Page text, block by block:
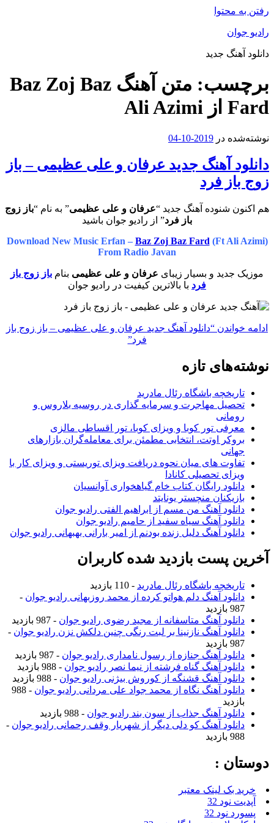
رفتن به محتوا
رادیو جوان
دانلود آهنگ جدید
برچسب:
متن آهنگ Baz Zoj Baz
Fard از Ali Azimi
نوشته‌شده در 2019-10-04
دانلود آهنگ جدید عرفان و علی عظیمی – باز
زوج باز فرد
هم اکنون شنوده آهنگ جدید “عرفان و علی عظیمی” به نام “باز زوج
باز فرد” از رادیو جوان باشید
Download New Music Erfan – Baz Zoj Baz Fard (Ft Ali Azimi)
From Radio Javan
موزیک جدید و بسیار زیبای عرفان و علی عظیمی بنام باز زوج باز
فرد با بالاترین کیفیت در رادیو جوان
ادامه خواندن “دانلود آهنگ جدید عرفان و علی عظیمی – باز زوج باز
فرد”
نوشته‌های تازه
تاریخچه باشگاه رئال مادرید
تحصیل مهاجرت و سرمایه گذاری در روسیه بلاروس و
رومانی
معرفی تور کوبا و ویزای کوبا، تور اقساطی مالزی
بروکر اوتت، انتخابی مطمئن برای معامله‌گران بازارهای
جهانی
تفاوت های میان نحوه دریافت ویزای توریستی و ویزای کار با
ویزای تحصیلی کانادا
دانلود رایگان کتاب خام گیاهخواری آوانسیان
بازیکنان منچستر یونایتد
دانلود آهنگ من مسم از ابراهیم الفتی رادیو جوان
دانلود آهنگ سیاه سفید از حامیم رادیو جوان
دانلود آهنگ دلیل زنده بودنم از امیر بارانی بهبهانی رادیو جوان
آخرین پست بازدید شده کاربران
تاریخچه باشگاه رئال مادرید - 110 بازدید
دانلود آهنگ دلم هواتو کرده از محمد روزبهانی رادیو جوان -
987 بازدید
دانلود آهنگ متاسفانه از مجید رضوی رادیو جوان - 987 بازدید
دانلود آهنگ نازنینا بر لبت رنگی چنین دلکش نزن رادیو جوان -
987 بازدید
دانلود آهنگ جنازه از رسول نامداری رادیو جوان - 987 بازدید
دانلود آهنگ گناه فرشته از نیما نصر رادیو جوان - 988 بازدید
دانلود آهنگ قشنگه از کوروش بیژنی رادیو جوان - 988 بازدید
دانلود آهنگ نگاه از محمد جواد علی مردانی رادیو جوان
- 988
بازدید
دانلود آهنگ جذاب از سون بند رادیو جوان - 988 بازدید
دانلود آهنگ کو دلی دیگر از شهریار وقف رحمانی رادیو جوان -
988 بازدید
دوستان :
خرید بک لینک معتبر
آپدیت نود 32
پسورد نود 32